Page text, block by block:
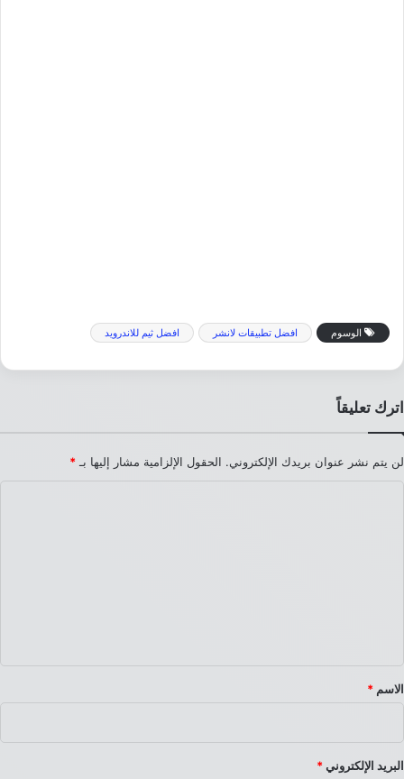
الوسوم افضل تطبيقات لانشر افضل ثيم للاندرويد
اترك تعليقاً
لن يتم نشر عنوان بريدك الإلكتروني. الحقول الإلزامية مشار إليها بـ *
*
الاسم *
البريد الإلكتروني *